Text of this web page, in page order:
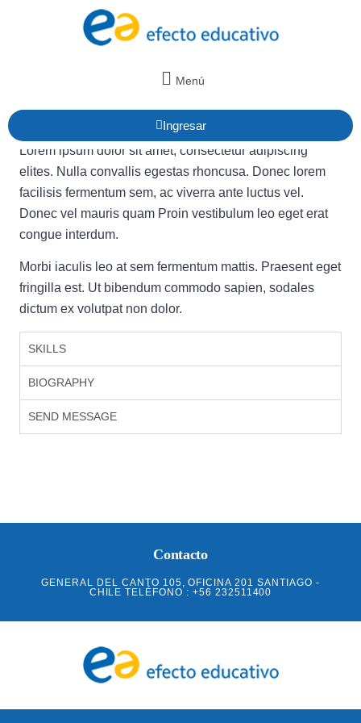
Menú
Ingresar
Lorem ipsum dolor sit amet, consectetur adipiscing
elites. Nulla convallis egestas rhoncusa. Donec lorem
facilisis fermentum sem, ac viverra ante luctus vel.
Donec vel mauris quam Proin vestibulum leo eget erat
congue interdum.
Morbi iaculis leo at sem fermentum mattis. Praesent eget
fringilla est. Ut bibendum commodo sapien, sodales
dictum ex volutpat non dolor.
SKILLS
BIOGRAPHY
SEND MESSAGE
Contacto
GENERAL DEL CANTO 105, OFICINA 201 SANTIAGO -
CHILE TELÉFONO : +56 232511400